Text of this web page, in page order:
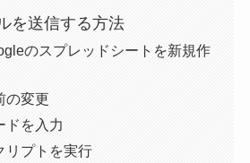
を送信する方法
のスプレッドシートを新規作
の変更
ドを入力
リプトを実行